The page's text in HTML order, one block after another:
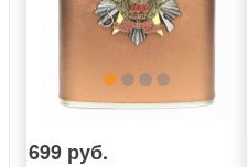
699 руб.